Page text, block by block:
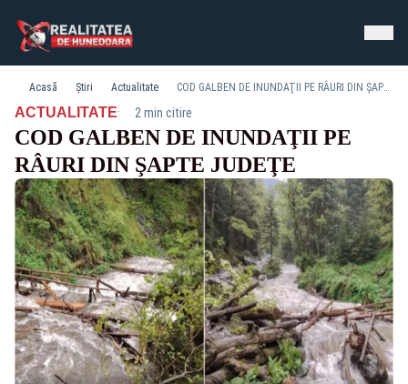
Acasă Știri Actualitate COD GALBEN DE INUNDAŢII PE RÂURI DIN ŞAPTE JUDEŢE
ACTUALITATE· 2 min citire
COD GALBEN DE INUNDAŢII PE
RÂURI DIN ŞAPTE JUDEŢE